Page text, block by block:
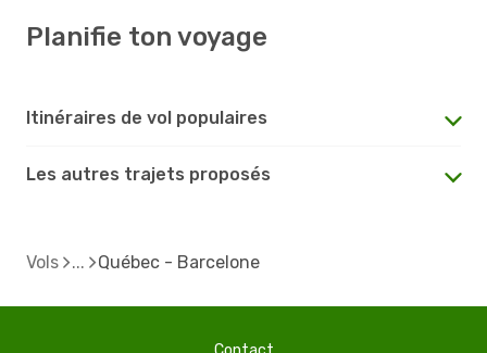
Planifie ton voyage
Itinéraires de vol populaires
Les autres trajets proposés
Vols Québec - Barcelone